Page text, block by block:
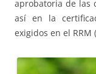
aprobatoria de las
así en la
exigidos en el RRM